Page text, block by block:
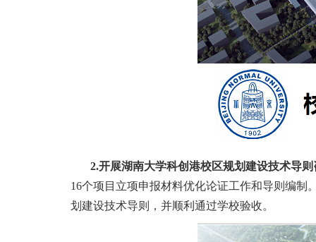
2.开展湖南大学科创港校区规划建设技术导
16个项目立项申报材料优化论证工作和导则编
划建设技术导则，并顺利通过学校验收。